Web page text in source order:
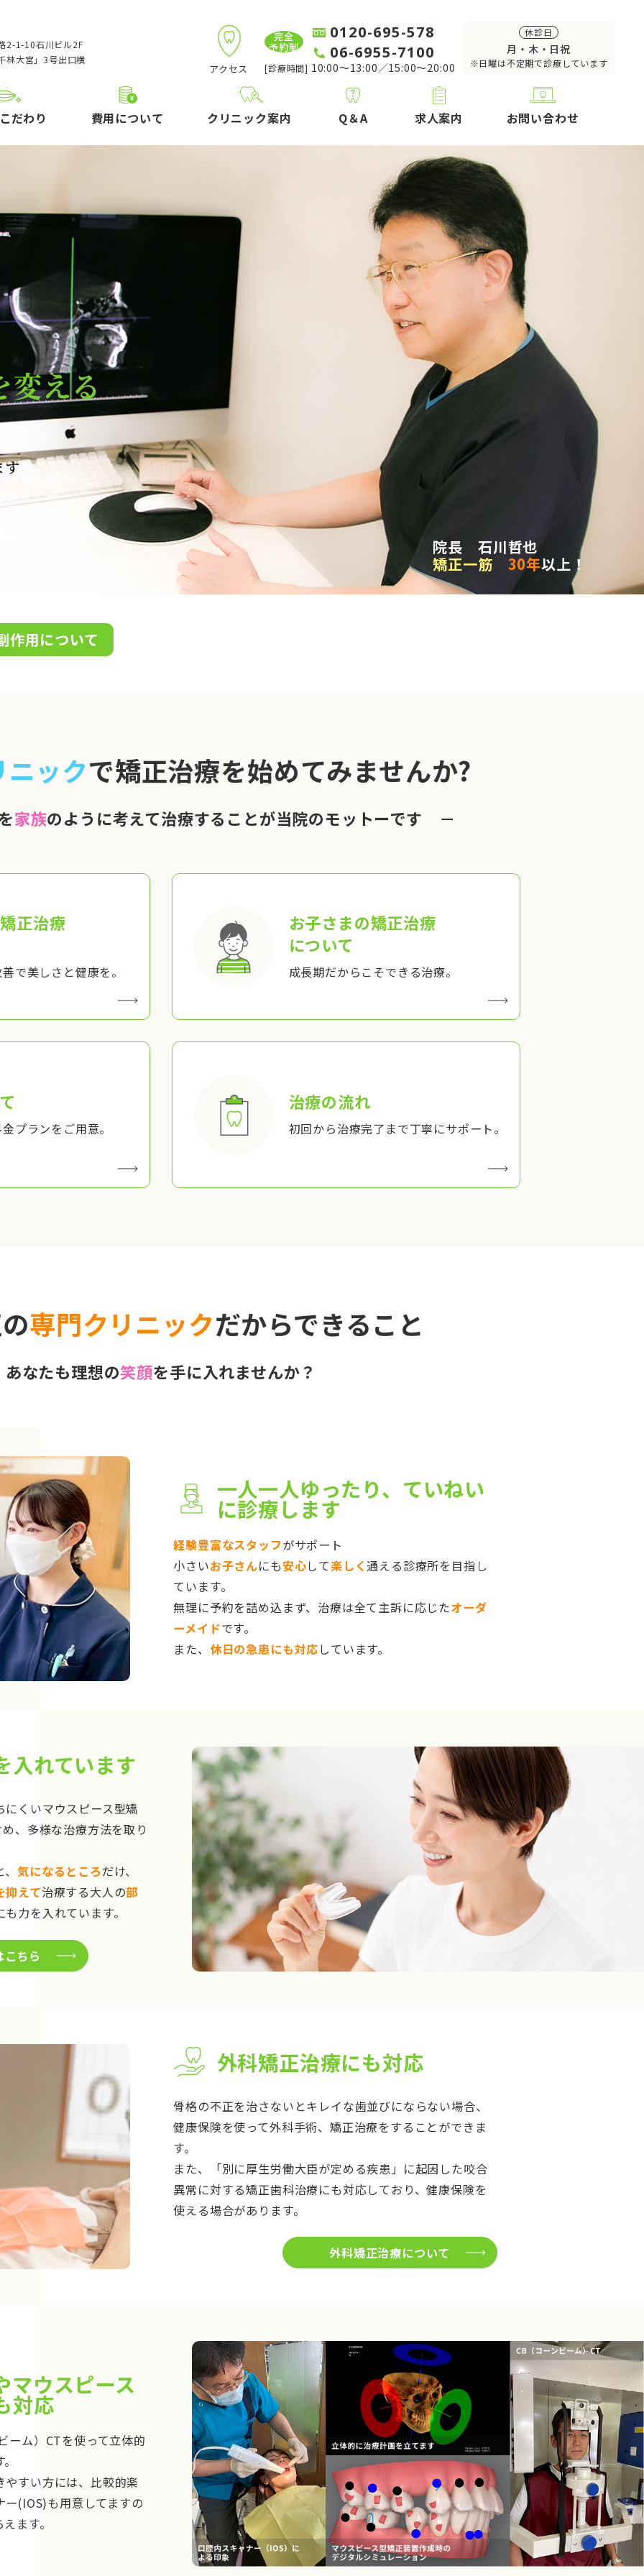
2-1-10石川ビル2F
林大宮」3号出口横
アクセス
完全
予約制
0120-695-578
06-6955-7100
[診療時間] 10:00～13:00／15:00～20:00
休診日
月・木・日祝
※日曜は不定期で診療しています
だわり 費用について クリニック案内 Q＆A 求人案内 お問い合わせ
変える
す
院長 石川哲也
矯正一筋
30年以上！
作用について
ックで矯正治療を始めてみませんか?
家族のように考えて治療することが当院のモットーです －
正治療
で美しさと健康を。
お子さまの矯正治療
について
成長期だからこそできる治療。
プランをご用意。
治療の流れ
初回から治療完了まで丁寧にサポート。
専門クリニックだからできること
あなたも理想の笑顔を手に入れませんか？
一人一人ゆったり、ていねい
に診療します
経験豊富なスタッフがサポート
小さいお子さんにも安心して楽しく通える診療所を目指し
ています。
無理に予約を詰め込まず、治療は全て主訴に応じたオーダ
ーメイドです。
また、 休日の急患にも対応 しています。
入れています
くいマウスピース型矯
、多様な治療方法を取り
、気になるところだけ、
抑えて治療する大人の部
も力を入れています。
ちら
外科矯正治療にも対応
骨格の不正を治さないとキレイな歯並びにならない場合、
健康保険を使って外科手術、矯正治療をすることができま
す。
また、「別に厚生労働大臣が定める疾患」に起因した咬合
異常に対する矯正歯科治療にも対応しており、健康保険を
使える場合があります。
外科矯正治療について
マウスピース
対応
ーム）CTを使って立体的
すい方には、比較的楽
(IOS)も用意してますの
ます。